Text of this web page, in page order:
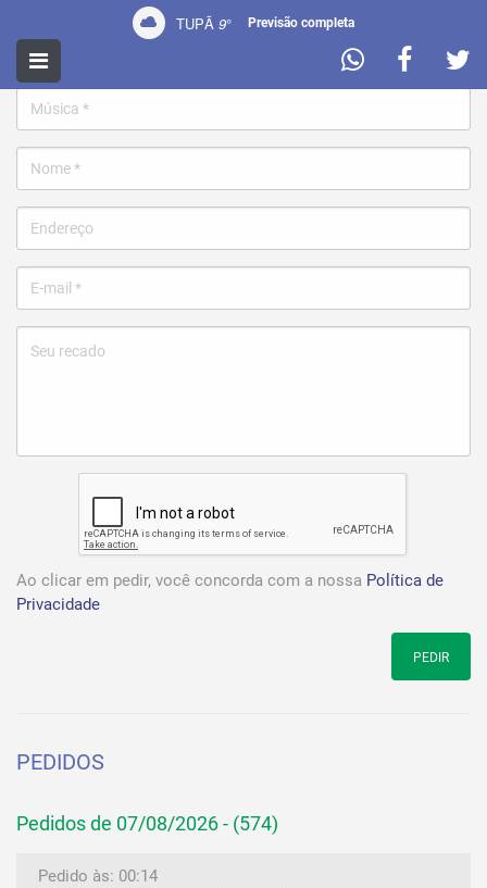
TUPÃ 9° Previsão completa
Ao clicar em pedir, você concorda com a nossa Política de
Privacidade
PEDIR
PEDIDOS
Pedidos de 07/08/2026 - (574)
Pedido às: 00:14